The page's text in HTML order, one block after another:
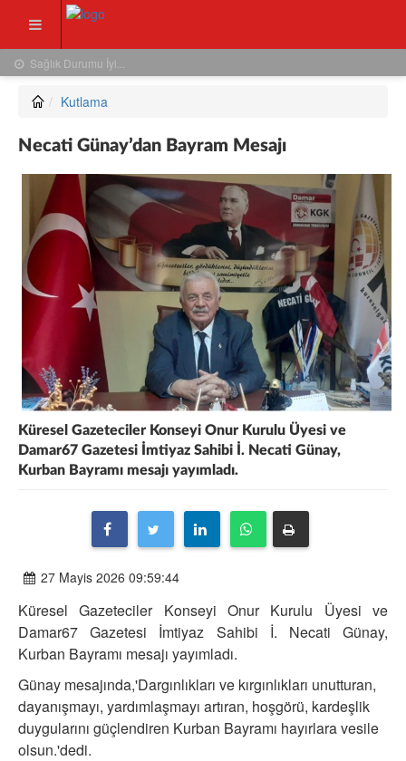
Sağlık Durumu İyi...
Kutlama
Necati Günay’dan Bayram Mesajı
Küresel Gazeteciler Konseyi Onur Kurulu Üyesi ve
Damar67 Gazetesi İmtiyaz Sahibi İ. Necati Günay,
Kurban Bayramı mesajı yayımladı.
27 Mayis 2026 09:59:44
Küresel Gazeteciler Konseyi Onur Kurulu Üyesi ve
Damar67 Gazetesi İmtiyaz Sahibi İ. Necati Günay,
Kurban Bayramı mesajı yayımladı.
Günay mesajında,'Dargınlıkları ve kırgınlıkları unutturan,
dayanışmayı, yardımlaşmayı artıran, hoşgörü, kardeşlik
duygularını güçlendiren Kurban Bayramı hayırlara vesile
olsun.'dedi.